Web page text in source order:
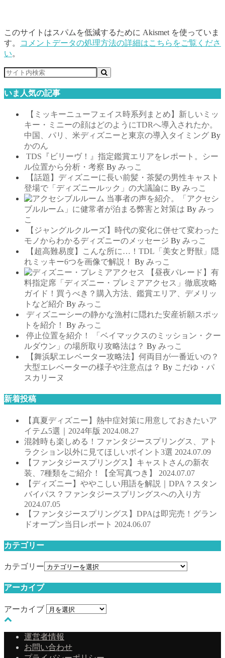
このサイトはスパムを低減するために Akismet を使っていま
す。
コメントデータの処理方法の詳細はこちらをご覧くださ
い。
いま人気の記事
【ミッキーニューフェイス時系列まとめ】新しいミッ
キー・ミニーの顔はどのようにTDRへ導入されたか。
中国、パリ、米ディズニーと東京の導入タイミング By
かのん
TDS『ビリーヴ！』指定鑑賞エリアをレポート。シー
ル位置から分析・考察 By みっこ
【話題】ディズニーに長い前髪・茶髪の男性キャスト
登場で「ディズニールック」の大議論に By みっこ
当事者の声を紹介。「アクセシ
ブルルーム」に健常者が泊まる弊害と対策は By みっ
こ
【ジャングルクルーズ】時代の変化に併せて変わった
モノからわかるディズニーのメッセージ By みっこ
【超高難易度】こんな所に…！TDL「美女と野獣」隠
れミッキー6つを画像で解説！
By みっこ
【昼夜パレード】有
料指定席「ディズニー・プレミアアクセス」徹底攻略
ガイド！買うべき？購入方法、鑑賞エリア、デメリッ
トなど紹介 By みっこ
ディズニーシーの静かな漁村に隠れた安産祈願スポッ
トを紹介！
By みっこ
停止位置を紹介！ 「ベイマックスのミッション・クー
ルダウン」の場所取り攻略法は？ By みっこ
【舞浜駅エレベーター攻略法】何両目が一番近いの？
大型エレベーターの様子や注意点は？ By こだゆ・パ
スカリーヌ
新着投稿
【真夏ディズニー】熱中症対策に用意しておきたいア
イテム5選｜2024年版 2024.08.27
混雑時も楽しめる！ファンタジースプリングス、アト
ラクション以外に見てほしいポイント3選 2024.07.09
【ファンタジースプリングス】キャストさんの新衣
装、7種類をご紹介！【全写真つき】 2024.07.07
【ディズニー】ややこしい用語を解説｜DPA？スタン
バイパス？ファンタジースプリングスへの入り方
2024.07.05
【ファンタジースプリングス】DPAは即完売！グラン
ドオープン当日レポート 2024.06.07
カテゴリー
カテゴリー
アーカイブ
アーカイブ
運営者情報
お問い合わせ